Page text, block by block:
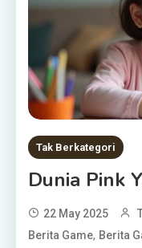
Tak Berkategori
Dunia Pink
22 May 2025
Berita Game, Berita